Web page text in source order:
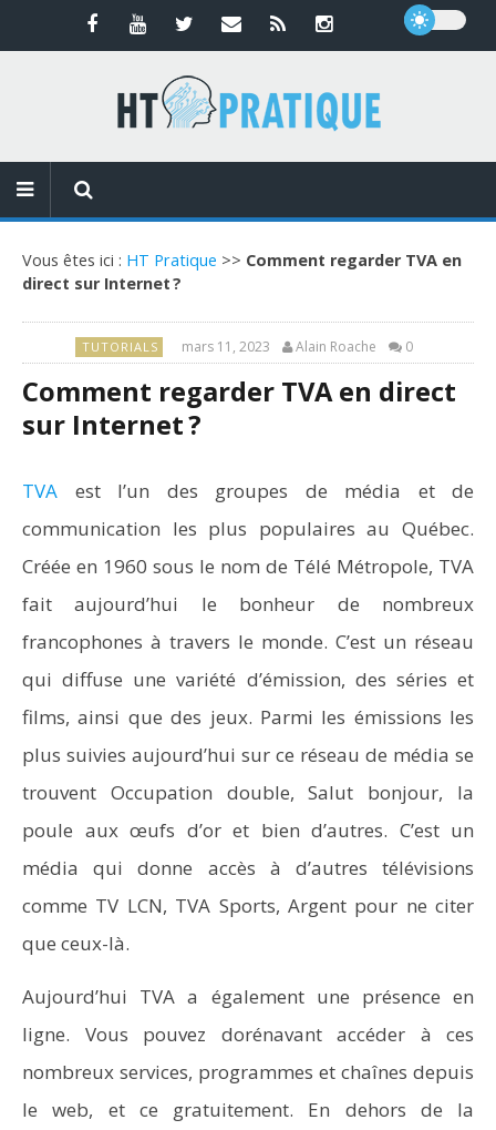
Vous êtes ici : HT Pratique >> Comment regarder TVA en
direct sur Internet ?
TUTORIALS mars 11, 2023 Alain Roache 0
Comment regarder TVA en direct
sur Internet ?
TVA est l’un des groupes de média et de
communication les plus populaires au Québec.
Créée en 1960 sous le nom de Télé Métropole, TVA
fait aujourd’hui le bonheur de nombreux
francophones à travers le monde. C’est un réseau
qui diffuse une variété d’émission, des séries et
films, ainsi que des jeux. Parmi les émissions les
plus suivies aujourd’hui sur ce réseau de média se
trouvent Occupation double, Salut bonjour, la
poule aux œufs d’or et bien d’autres. C’est un
média qui donne accès à d’autres télévisions
comme TV LCN, TVA Sports, Argent pour ne citer
que ceux-là.
Aujourd’hui TVA a également une présence en
ligne. Vous pouvez dorénavant accéder à ces
nombreux services, programmes et chaînes depuis
le web, et ce gratuitement. En dehors de la